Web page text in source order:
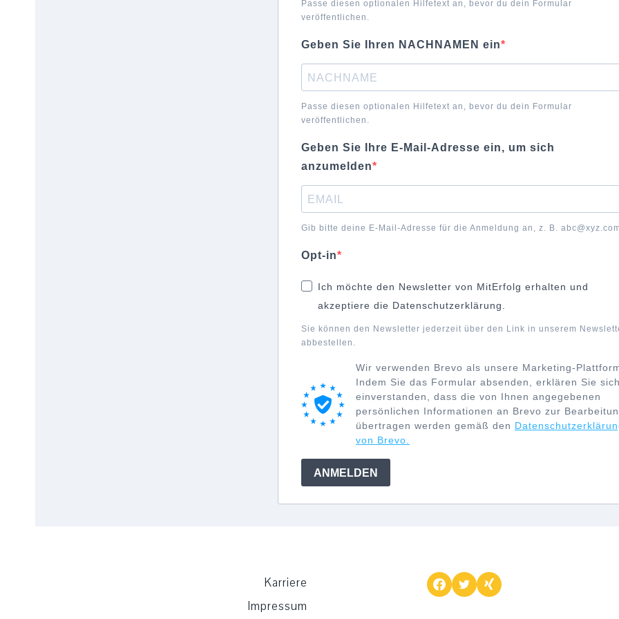
Passe diesen optionalen Hilfetext an, bevor du dein Formular
veröffentlichen.
Geben Sie Ihren NACHNAMEN ein
Passe diesen optionalen Hilfetext an, bevor du dein Formular
veröffentlichen.
Geben Sie Ihre E-Mail-Adresse ein, um sich
anzumelden
Gib bitte deine E-Mail-Adresse für die Anmeldung an, z. B.
Opt-in
Ich möchte den Newsletter von MitErfolg erhalten und
akzeptiere die Datenschutzerklärung.
Sie können den Newsletter jederzeit über den Link in unserem
abbestellen.
Wir verwenden Brevo als unsere Marketing-
Indem Sie das Formular absenden, erklären Sie
einverstanden, dass die von Ihnen angegebenen
persönlichen Informationen an Brevo zur
übertragen werden gemäß den
von Brevo.
ANMELDEN
Karriere
Impressum